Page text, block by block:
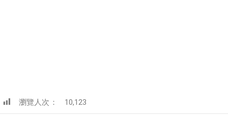
瀏覽人次： 10,123